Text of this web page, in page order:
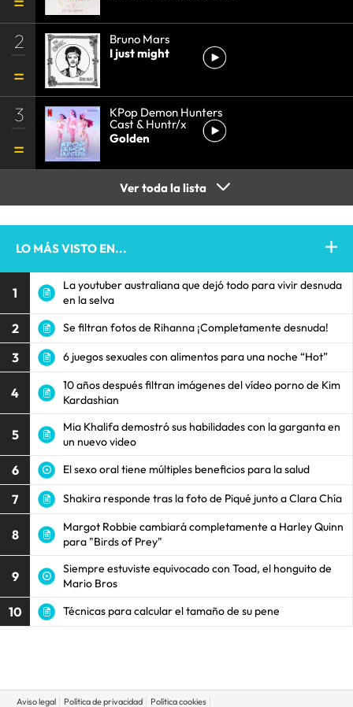
2
Bruno Mars
I just might
3 KPop Demon Hunters
Cast & Huntr/x
Golden
Ver toda la lista
LO MÁS VISTO EN...
1
La youtuber australiana que dejó todo para vivir desnuda
en la selva
2 Se filtran fotos de Rihanna ¡Completamente desnuda!
3 6 juegos sexuales con alimentos para una noche “Hot”
4
10 años después filtran imágenes del vídeo porno de Kim
Kardashian
5
Mia Khalifa demostró sus habilidades con la garganta en
un nuevo video
6 El sexo oral tiene múltiples beneficios para la salud
7 Shakira responde tras la foto de Piqué junto a Clara Chía
8
Margot Robbie cambiará completamente a Harley Quinn
para "Birds of Prey"
9
Siempre estuviste equivocado con Toad, el honguito de
Mario Bros
10 Técnicas para calcular el tamaño de su pene
Aviso legal Política de privacidad Política cookies